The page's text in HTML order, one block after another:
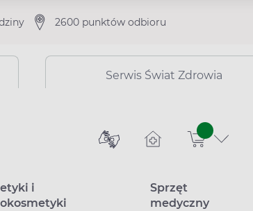
2600 punktów odbioru
Serwis Świat Zdrowia
sztuk
i
Sprzęt
medyczny